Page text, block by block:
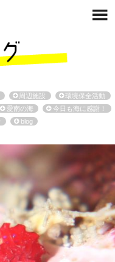
周辺施設
環境保全活動
愛南の海
今日も海に感謝！
blog